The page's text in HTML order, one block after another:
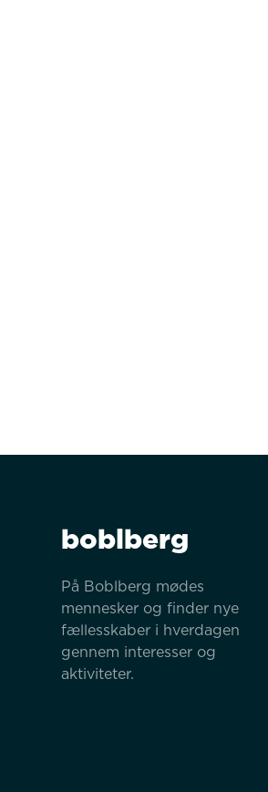
boblberg
På Boblberg mødes
mennesker og finder nye
fællesskaber i hverdagen
gennem interesser og
aktiviteter.